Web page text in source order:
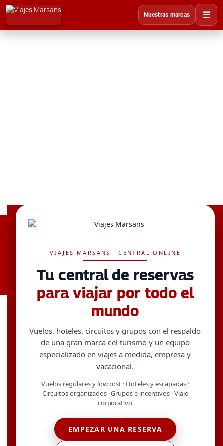
Nuestras marcas ☰
VIAJES MARSANS · CENTRAL ONLINE
Tu central de reservas
para viajar por todo el
mundo
Vuelos, hoteles, circuitos y grupos con el respaldo
de una gran marca del turismo y un equipo
especializado en viajes a medida, empresa y
vacacional.
Vuelos regulares y low cost · Hoteles y escapadas ·
Circuitos organizados · Grupos e incentivos · Viaje
corporativo
EMPEZAR UNA RESERVA
VIAJES MARSANS - viajesmarsans.com
Community of Madrid, Spain | Telephone+34919931484
Legal notice Terms and General Conditions
Cookies policy